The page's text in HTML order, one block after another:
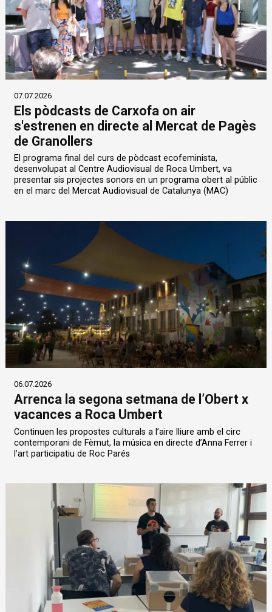
07.07.2026
Els pòdcasts de Carxofa on air
s'estrenen en directe al Mercat de Pagès
de Granollers
El programa final del curs de pòdcast ecofeminista,
desenvolupat al Centre Audiovisual de Roca Umbert, va
presentar sis projectes sonors en un programa obert al públic
en el marc del Mercat Audiovisual de Catalunya (MAC)
06.07.2026
Arrenca la segona setmana de l’Obert x
vacances a Roca Umbert
Continuen les propostes culturals a l’aire lliure amb el circ
contemporani de Fèmut, la música en directe d’Anna Ferrer i
l’art participatiu de Roc Parés